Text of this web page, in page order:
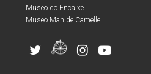
Museo do Encaixe
Museo Man de Camelle